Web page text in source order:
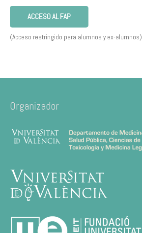
ACCESO AL FAP
(Acceso restringido para alumnos y ex-alumnos)
Organizador